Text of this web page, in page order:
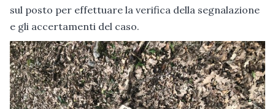
sul posto per effettuare la verifica della segnalazione
e gli accertamenti del caso.